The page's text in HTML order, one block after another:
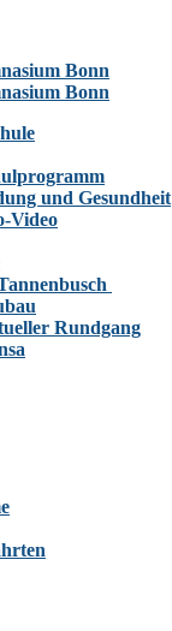
und Gesundheit
Video
Rundgang